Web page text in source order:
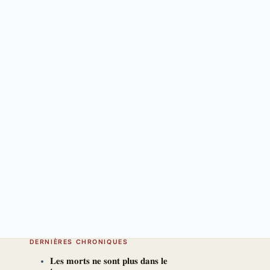
DERNIÈRES CHRONIQUES
𝐋𝐞𝐬 𝐦𝐨𝐫𝐭𝐬 𝐧𝐞 𝐬𝐨𝐧𝐭 𝐩𝐥𝐮𝐬 𝐝𝐚𝐧𝐬 𝐥𝐞